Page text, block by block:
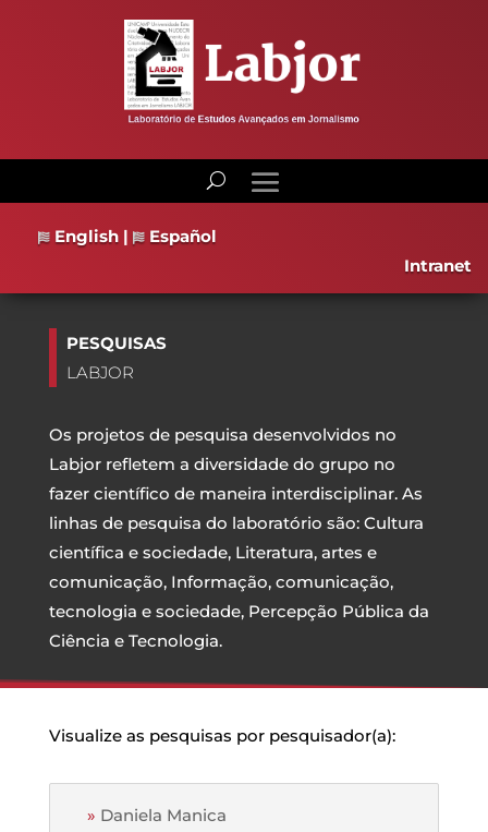
English |
Español
Intranet
PESQUISAS
LABJOR
Os projetos de pesquisa desenvolvidos no
Labjor refletem a diversidade do grupo no
fazer científico de maneira interdisciplinar. As
linhas de pesquisa do laboratório são: Cultura
científica e sociedade, Literatura, artes e
comunicação, Informação, comunicação,
tecnologia e sociedade, Percepção Pública da
Ciência e Tecnologia.
Visualize as pesquisas por pesquisador(a):
» Daniela Manica